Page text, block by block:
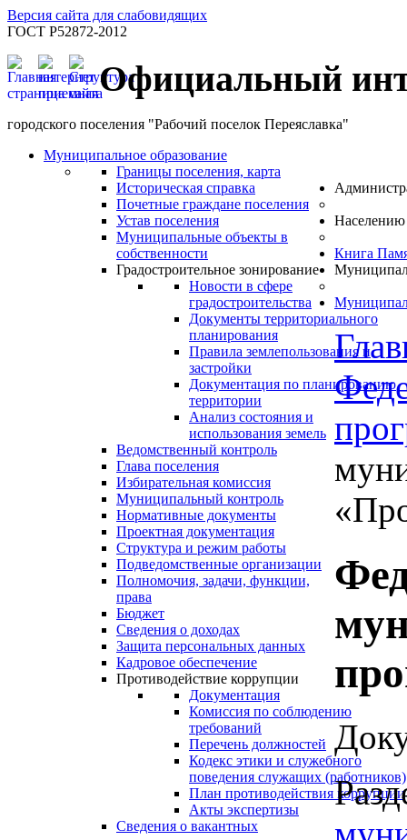
Версия сайта для слабовидящих
ГОСТ Р52872-2012
Официальный
городского поселения "Рабочий поселок Переяславка"
Муниципальное образование
Границы поселения, карта
Историческая справка
Почетные граждане поселения
Устав поселения
Муниципальные объекты в
собственности
Градостроительное зонирование
Новости в сфере
градостроительства
Документы территориального
планирования
Правила землепользования и
застройки
Документация по планированию
территории
Анализ состояния и
использования земель
Ведомственный контроль
Глава поселения
Избирательная комиссия
Муниципальный контроль
Нормативные документы
Проектная документация
Структура и режим работы
Подведомственные организации
Полномочия, задачи, функции,
права
Бюджет
Сведения о доходах
Защита персональных данных
Кадровое обеспечение
Противодействие коррупции
Документация
Комиссия по соблюдению
требований
Перечень должностей
Кодекс этики и служебного
поведения служащих (работников)
План противодействия коррупции
Акты экспертизы
Сведения о вакантных
Населению
Книга